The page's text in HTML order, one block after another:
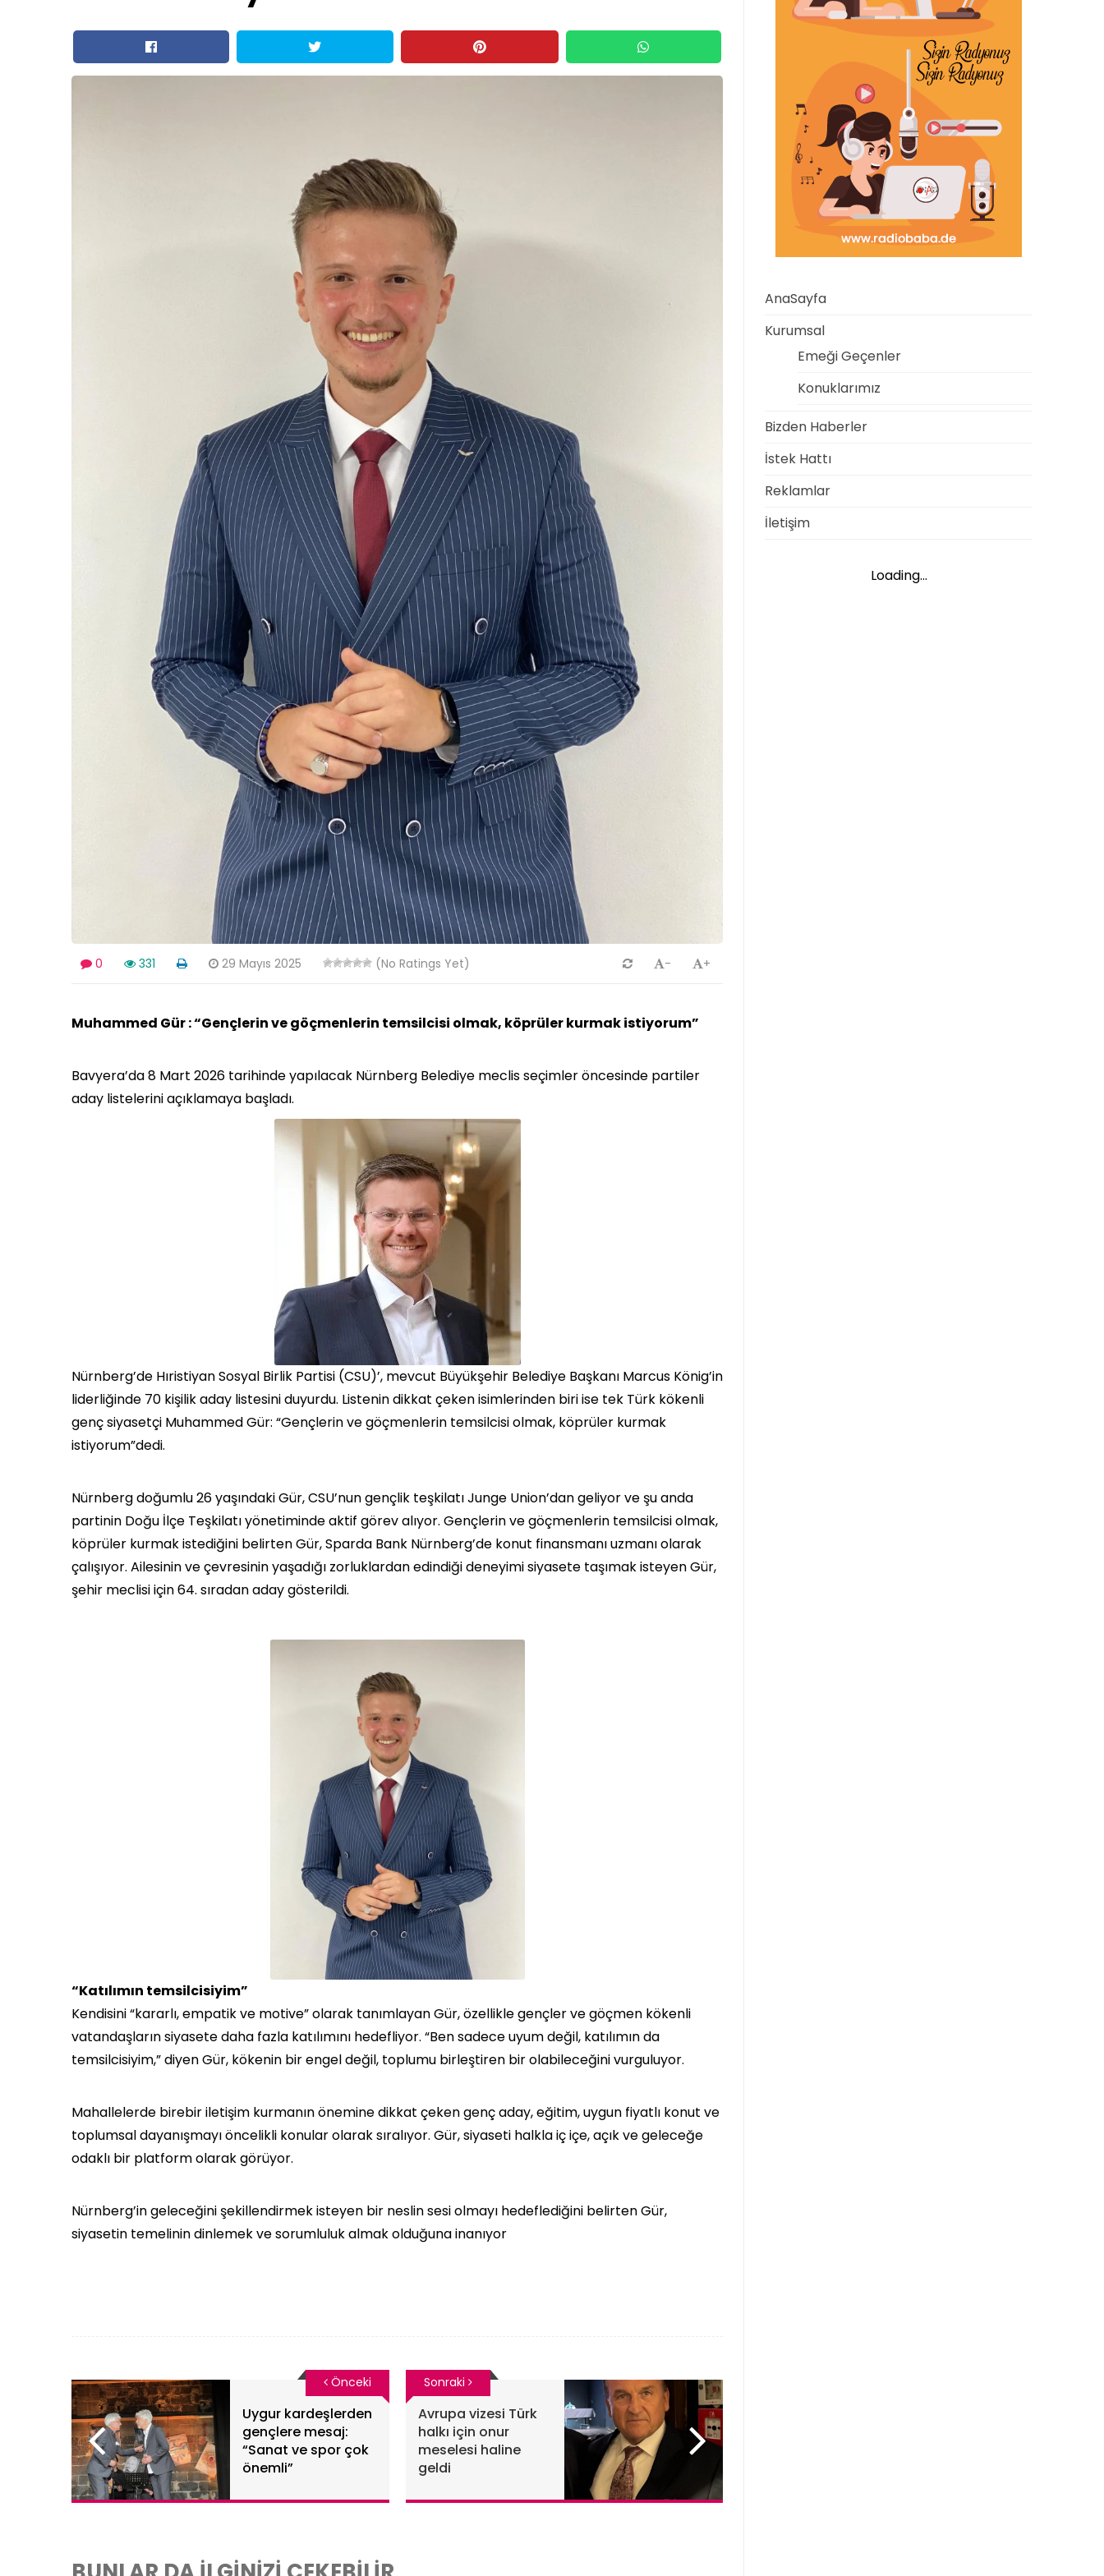
0 331 29 Mayıs 2025 (No Ratings Yet) +
-
Muhammed Gür : “Gençlerin ve göçmenlerin temsilcisi olmak, köprüler kurmak istiyorum”
Bavyera’da 8 Mart 2026 tarihinde yapılacak Nürnberg Belediye meclis seçimler öncesinde partiler
aday listelerini açıklamaya başladı.
Nürnberg’de Hıristiyan Sosyal Birlik Partisi (CSU)’, mevcut Büyükşehir Belediye Başkanı Marcus König’in
liderliğinde 70 kişilik aday listesini duyurdu. Listenin dikkat çeken isimlerinden biri ise tek Türk kökenli
genç siyasetçi Muhammed Gür: “Gençlerin ve göçmenlerin temsilcisi olmak, köprüler kurmak
istiyorum”dedi.
Nürnberg doğumlu 26 yaşındaki Gür, CSU’nun gençlik teşkilatı Junge Union’dan geliyor ve şu anda
partinin Doğu İlçe Teşkilatı yönetiminde aktif görev alıyor. Gençlerin ve göçmenlerin temsilcisi olmak,
köprüler kurmak istediğini belirten Gür, Sparda Bank Nürnberg’de konut finansmanı uzmanı olarak
çalışıyor. Ailesinin ve çevresinin yaşadığı zorluklardan edindiği deneyimi siyasete taşımak isteyen Gür,
şehir meclisi için 64. sıradan aday gösterildi.
“Katılımın temsilcisiyim”
Kendisini “kararlı, empatik ve motive” olarak tanımlayan Gür, özellikle gençler ve göçmen kökenli
vatandaşların siyasete daha fazla katılımını hedefliyor. “Ben sadece uyum değil, katılımın da
temsilcisiyim,” diyen Gür, kökenin bir engel değil, toplumu birleştiren bir olabileceğini vurguluyor.
Mahallelerde birebir iletişim kurmanın önemine dikkat çeken genç aday, eğitim, uygun fiyatlı konut ve
toplumsal dayanışmayı öncelikli konular olarak sıralıyor. Gür, siyaseti halkla iç içe, açık ve geleceğe
odaklı bir platform olarak görüyor.
Nürnberg’in geleceğini şekillendirmek isteyen bir neslin sesi olmayı hedeflediğini belirten Gür,
siyasetin temelinin dinlemek ve sorumluluk almak olduğuna inanıyor
Uygur kardeşlerden
gençlere mesaj:
“Sanat ve spor çok
önemli”
Önceki
Avrupa vizesi Türk
halkı için onur
meselesi haline
geldi
Sonraki
AnaSayfa
Kurumsal
Emeği Geçenler
Konuklarımız
Bizden Haberler
İstek Hattı
Reklamlar
İletişim
Loading...